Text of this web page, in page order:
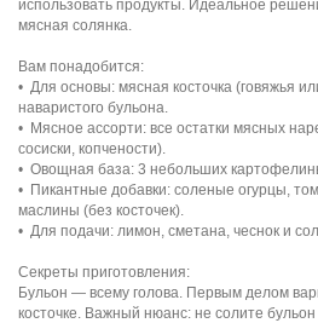
использовать продукты. Идеальное
мясная солянка.
Вам понадобится:
• Для основы: мясная косточка (говяжья
наваристого бульона.
• Мясное ассорти: все остатки мясных
сосиски, копчености).
• Овощная база: 3 небольших
• Пикантные добавки: соленые огурцы,
маслины (без косточек).
• Для подачи: лимон, сметана, чеснок и
Секреты приготовления:
Бульон — всему голова. Первым делом
косточке. Важный нюанс: не солите